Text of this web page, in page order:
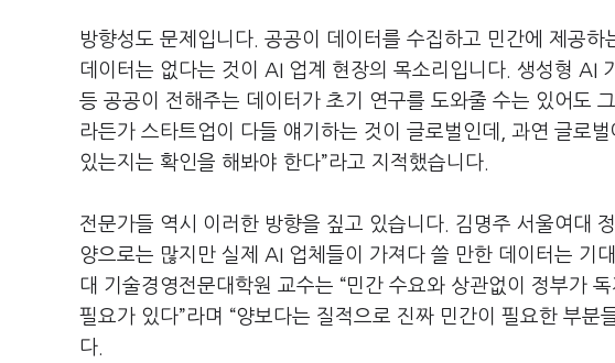
방향성도 문제입니다 공공이 데이터를 수집하고 민간에 제공하
데이터는 없다는 것이
AI 업계 현장의 목소리입니다 생성형 AI
등 공공이 전해주는 데이터가 초기 연구를 도와줄 수는 있어도
라든가 스타트업이 다들 얘기하는 것이 글로벌인데
과연 글로
있는지는 확인을 해봐야 한다”라고 지적했습니다
전문가들 역시 이러한 방향을 짚고 있습니다 김명주 서울여대
양으로는 많지만 실제 AI 업체들이 가져다 쓸 만한 데이터는 기
대 기술경영전문대학원 교수는 “민간 수요와 상관없이 정부가
필요가 있다”라며 “양보다는 질적으로 진짜 민간이 필요한 부분
다